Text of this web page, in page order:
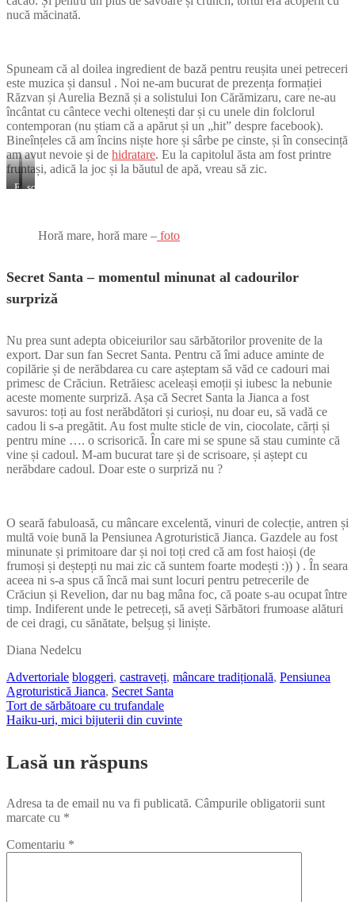
nucă măcinată.
Spuneam că al doilea ingredient de bază pentru reușita unei petreceri
este muzica și dansul . Noi ne-am bucurat de prezența formației
Răzvan și Aurelia Beznă și a solistului Ion Cărămizaru, care ne-au
încântat cu cântece vechi oltenești dar și cu unele din folclorul
contemporan (nu știam că a apărut și un „hit” despre facebook).
Bineînțeles că am încins niște hore și sârbe pe cinste, și în consecință
am avut nevoie și de hidratare. Eu la capitolul ăsta am fost printre
fruntași, adică la joc și la băutul de apă, vreau să zic.
Formația
Beznă
solist
Horă mare, horă mare – foto
Secret Santa – momentul minunat al cadourilor
surpriză
Nu prea sunt adepta obiceiurilor sau sărbătorilor provenite de la
export. Dar sun fan Secret Santa. Pentru că îmi aduce aminte de
copilărie și de nerăbdarea cu care așteptam să văd ce cadouri mai
primesc de Crăciun. Retrăiesc aceleași emoții și iubesc la nebunie
aceste momente surpriză. Așa că Secret Santa la Jianca a fost
savuros: toți au fost nerăbdători și curioși, nu doar eu, să vadă ce
cadou li s-a pregătit. Au fost multe sticle de vin, ciocolate, cărți și
pentru mine …. o scrisorică. În care mi se spune să stau cuminte că
vine și cadoul. M-am bucurat tare și de scrisoare, și aștept cu
nerăbdare cadoul. Doar este o surpriză nu ?
O seară fabuloasă, cu mâncare excelentă, vinuri de colecție, antren și
multă voie bună la Pensiunea Agroturistică Jianca. Gazdele au fost
minunate și primitoare dar și noi toți cred că am fost haioși (de
frumoși și deștepți nu mai zic că suntem foarte modești :)) ) . În seara
aceea ni s-a spus că încă mai sunt locuri pentru petrecerile de
Crăciun și Revelion, dar nu bag mâna foc, că poate s-au ocupat între
timp. Indiferent unde le petreceți, să aveți Sărbători frumoase alături
de cei dragi, cu sănătate, belșug și liniște.
Diana Nedelcu
Advertoriale bloggeri, castraveți, mâncare tradițională, Pensiunea
Agroturistică Jianca, Secret Santa
Navigare
în
Tort de sărbătoare cu trufandale
Haiku-uri, mici bijuterii din cuvinte
Lasă un răspuns
Adresa ta de email nu va fi publicată. Câmpurile obligatorii sunt
marcate cu *
Comentariu *